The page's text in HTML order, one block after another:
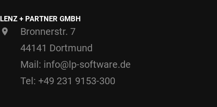
LENZ + PARTNER GMBH
Bronnerstr. 7
44141 Dortmund
Mail: info@lp-software.de
Tel: +49 231 9153-300